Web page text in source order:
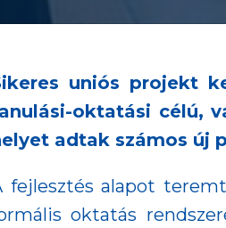
uniós projekt
oktatási célú,
adtak számos új
fejlesztés alapot
oktatás